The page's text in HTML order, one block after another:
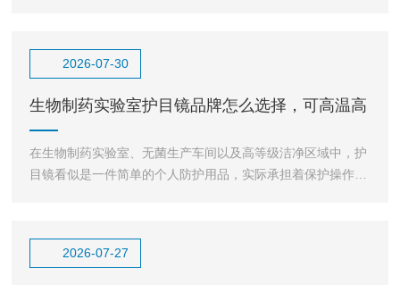
2026-07-30
生物制药实验室护目镜品牌怎么选择，可高温高
压反复灭菌护目镜如
在生物制药实验室、无菌生产车间以及高等级洁净区域中，护
目镜看似是一件简单的个人防护用品，实际承担着保护操作人
2026-07-27